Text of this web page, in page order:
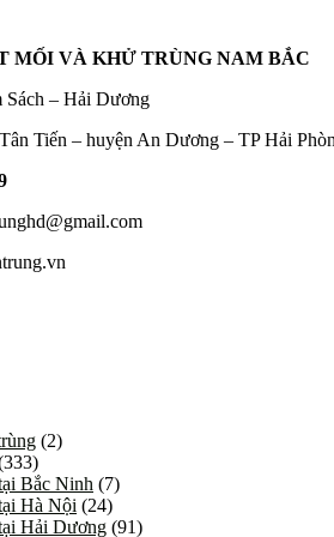
MỐI VÀ KHỬ TRÙNG NAM BẮC
Sách – Hải Dương
Tiến – huyện An Dương – TP Hải
(2)
Bắc Ninh (7)
Hà Nội (24)
Hải Dương (91)